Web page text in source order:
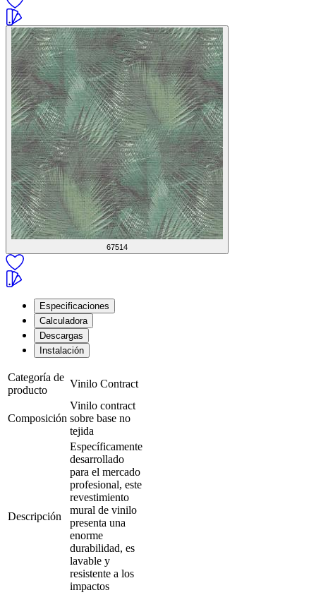
67514
Especificaciones
Calculadora
Descargas
Instalación
Categoría de
producto
Vinilo Contract
Composición
Vinilo contract
sobre base no
tejida
Descripción
Específicamente
desarrollado
para el mercado
profesional, este
revestimiento
mural de vinilo
presenta una
enorme
durabilidad, es
lavable y
resistente a los
impactos